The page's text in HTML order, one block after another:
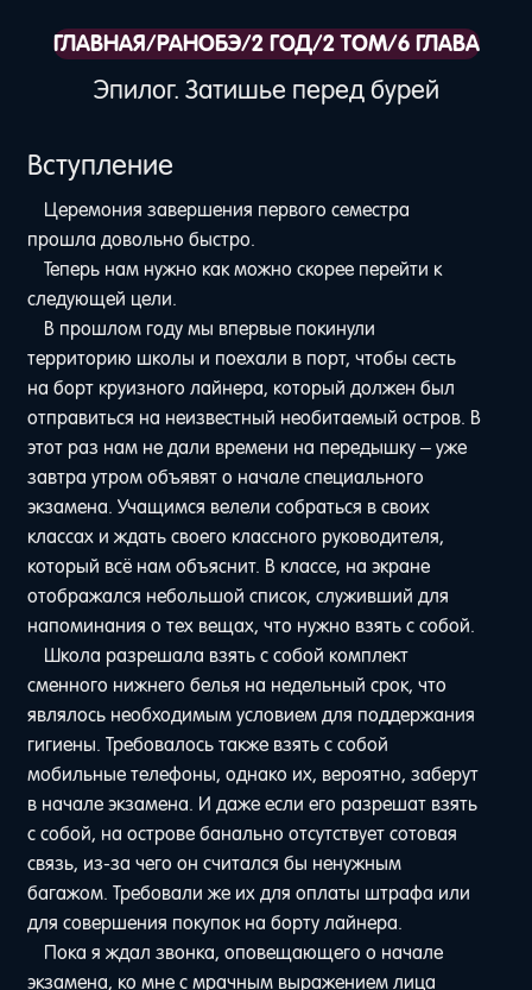
ГЛАВНАЯ/РАНОБЭ/2 ГОД/2 ТОМ/6 ГЛАВА
Эпилог. Затишье перед бурей
Вступление
Церемония завершения первого семестра
прошла довольно быстро.
Теперь нам нужно как можно скорее перейти к
следующей цели.
В прошлом году мы впервые покинули
территорию школы и поехали в порт, чтобы сесть
на борт круизного лайнера, который должен был
отправиться на неизвестный необитаемый остров. В
этот раз нам не дали времени на передышку – уже
завтра утром объявят о начале специального
экзамена. Учащимся велели собраться в своих
классах и ждать своего классного руководителя,
который всё нам объяснит. В классе, на экране
отображался небольшой список, служивший для
напоминания о тех вещах, что нужно взять с собой.
Школа разрешала взять с собой комплект
сменного нижнего белья на недельный срок, что
являлось необходимым условием для поддержания
гигиены. Требовалось также взять с собой
мобильные телефоны, однако их, вероятно, заберут
в начале экзамена. И даже если его разрешат взять
с собой, на острове банально отсутствует сотовая
связь, из-за чего он считался бы ненужным
багажом. Требовали же их для оплаты штрафа или
для совершения покупок на борту лайнера.
Пока я ждал звонка, оповещающего о начале
экзамена, ко мне с мрачным выражением лица